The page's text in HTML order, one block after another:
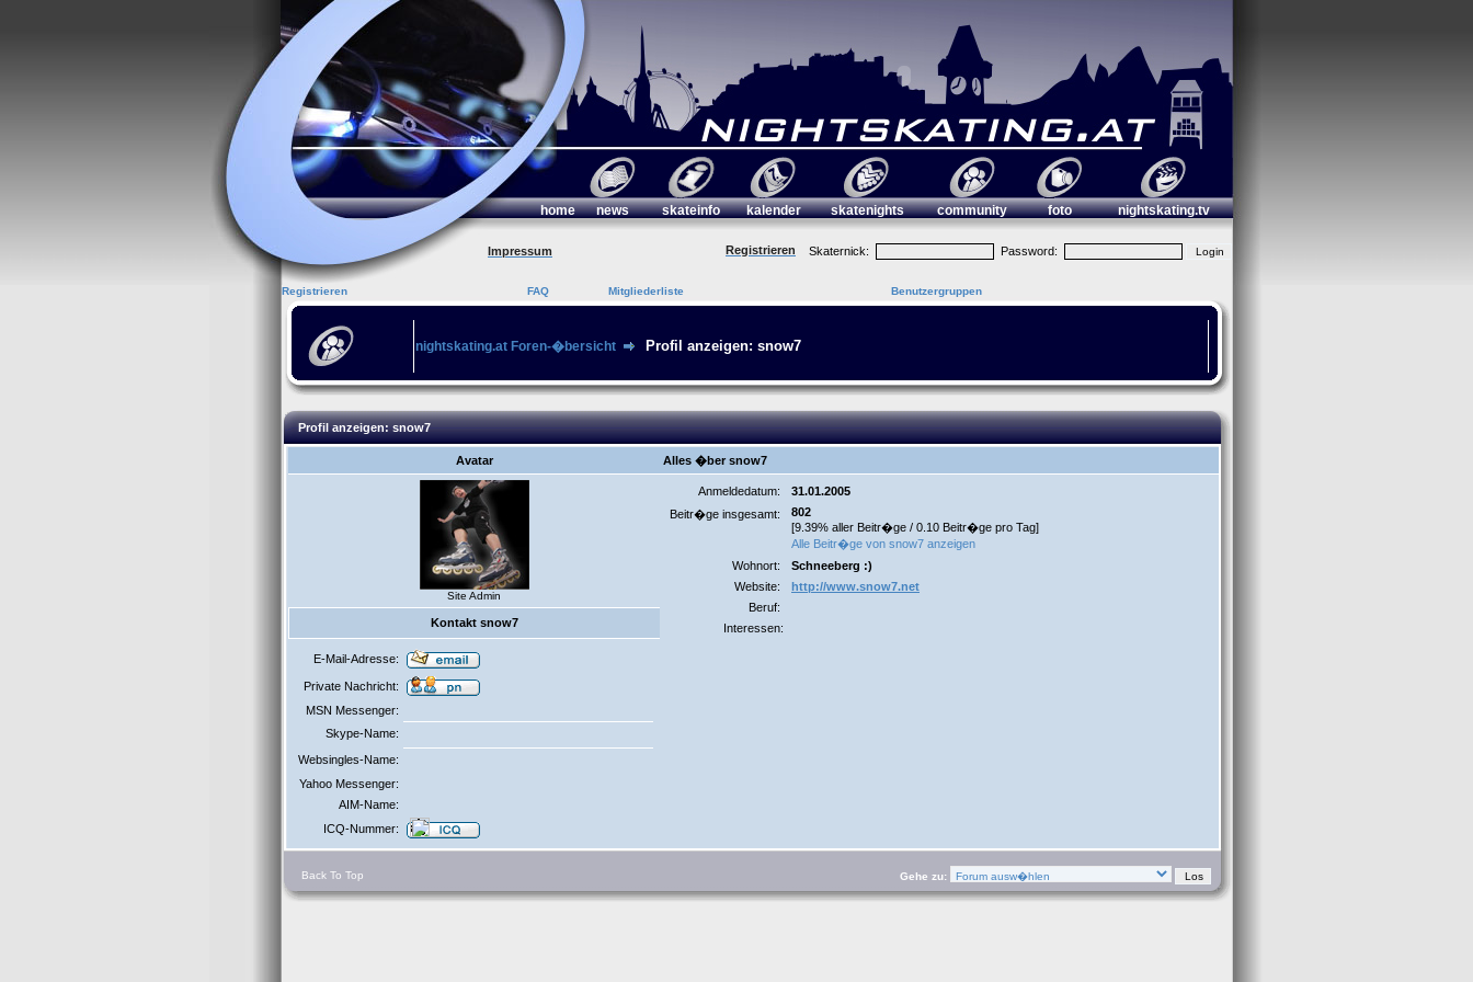
home news skateinfo kalender skatenights community foto nightskating.tv
Impressum Registrieren Skaternick: Password:
Registrieren FAQ Mitgliederliste Benutzergruppen
nightskating.at Foren-�bersicht Profil anzeigen: snow7
Profil anzeigen: snow7
Avatar Alles �ber snow7
Site Admin
Anmeldedatum:
31.01.2005
Beitr�ge insgesamt:
802
[9.39% aller Beitr�ge / 0.10 Beitr�ge pro Tag]
Alle Beitr�ge von snow7 anzeigen
Wohnort:
Schneeberg :)
Website:
http://www.snow7.net
Beruf:
Interessen:
Kontakt snow7
E-Mail-Adresse:
Private Nachricht:
MSN Messenger:
Skype-Name:
Websingles-Name:
Yahoo Messenger:
AIM-Name:
ICQ-Nummer:
Back To Top Gehe zu: